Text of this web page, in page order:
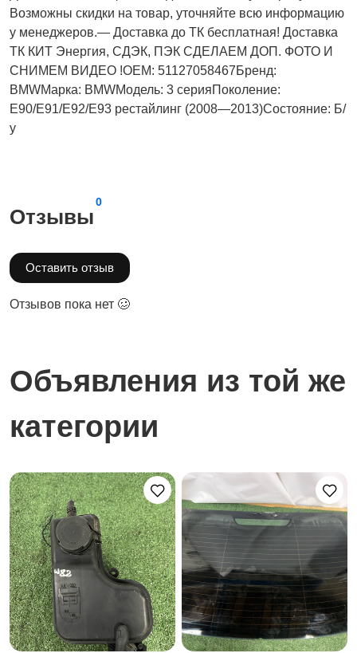
Возможны скидки на товар, уточняйте всю информацию
у менеджеров.— Доставка до ТК бесплатная! Доставка
ТК КИТ Энергия, СДЭК, ПЭК СДЕЛАЕМ ДОП. ФОТО И
СНИМЕМ ВИДЕО !OEM: 51127058467Бренд:
BMWМарка: BMWМодель: 3 серияПоколение:
E90/E91/E92/E93 рестайлинг (2008—2013)Состояние: Б/
у
Отзывы
0
Оставить отзыв
Отзывов пока нет 🥴
Объявления из той же
категории